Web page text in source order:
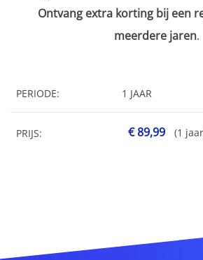
Ontvang extra korting bij een
meerdere jaren.
PERIODE: 1 JAAR
PRIJS: € 89,99 (1